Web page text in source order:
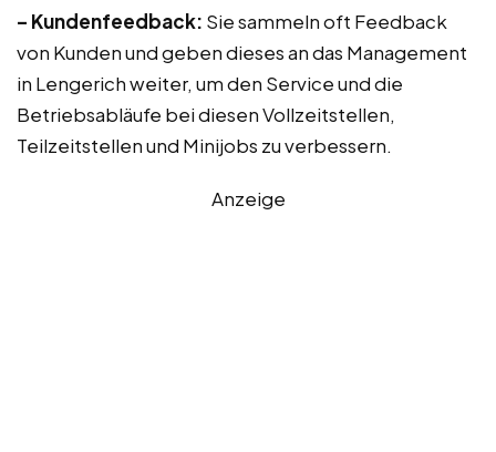
– Kundenfeedback: Sie sammeln oft Feedback
von Kunden und geben dieses an das Management
in Lengerich weiter, um den Service und die
Betriebsabläufe bei diesen Vollzeitstellen,
Teilzeitstellen und Minijobs zu verbessern.
Anzeige